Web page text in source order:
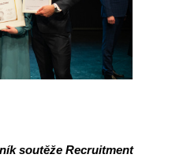
soutěže Recruitment